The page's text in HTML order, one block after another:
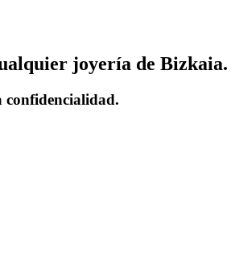
joyería de Bizkaia.
confidencialidad.